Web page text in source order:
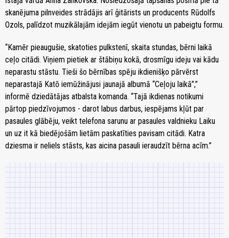
skanējuma pilnveides strādājis arī ģitārists un producents Rūdolfs
Ozols, palīdzot muzikālajām idejām iegūt vienotu un pabeigtu formu.
“Kamēr pieaugušie, skatoties pulkstenī, skaita stundas, bērni laikā
ceļo citādi. Viņiem pietiek ar štābiņu kokā, drosmīgu ideju vai kādu
neparastu stāstu. Tieši šo bērnības spēju ikdienišķo pārvērst
neparastajā Katō iemūžinājusi jaunajā albumā “Ceļoju laikā”,”
informē dziedātājas atbalsta komanda. “Tajā ikdienas notikumi
pārtop piedzīvojumos - darot labus darbus, iespējams kļūt par
pasaules glābēju, veikt telefona sarunu ar pasaules valdnieku Laiku
un uz it kā biedējošām lietām paskatīties pavisam citādi. Katra
dziesma ir neliels stāsts, kas aicina pasauli ieraudzīt bērna acīm.”